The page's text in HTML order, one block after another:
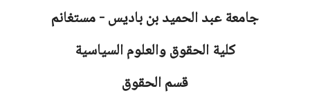
جامعةعبد الحميد بن باديس - مستغانم
كلية الحقوق والعلوم السياسية
قسم الحقوق